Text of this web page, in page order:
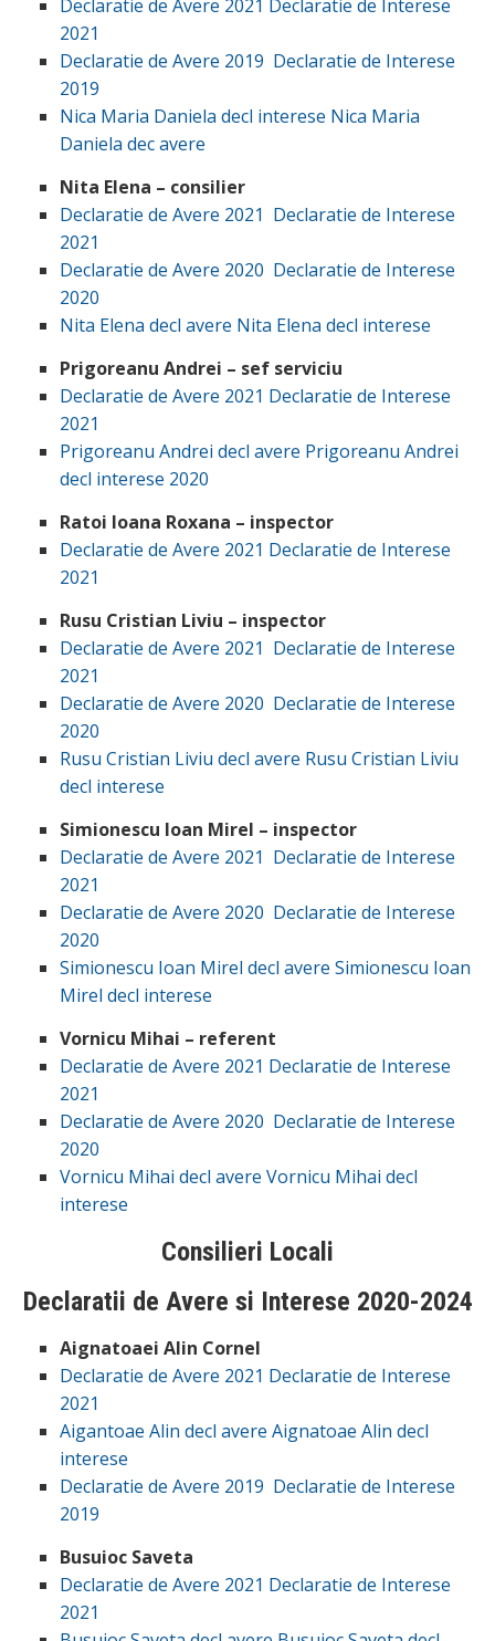
Declaratie de Avere 2021 Declaratie de Interese
2021
Declaratie de Avere 2019 Declaratie de Interese
2019
Nica Maria Daniela decl interese Nica Maria
Daniela dec avere
Nita Elena – consilier
Declaratie de Avere 2021 Declaratie de Interese
2021
Declaratie de Avere 2020 Declaratie de Interese
2020
Nita Elena decl avere Nita Elena decl interese
Prigoreanu Andrei – sef serviciu
Declaratie de Avere 2021 Declaratie de Interese
2021
Prigoreanu Andrei decl avere Prigoreanu Andrei
decl interese 2020
Ratoi Ioana Roxana – inspector
Declaratie de Avere 2021 Declaratie de Interese
2021
Rusu Cristian Liviu – inspector
Declaratie de Avere 2021 Declaratie de Interese
2021
Declaratie de Avere 2020 Declaratie de Interese
2020
Rusu Cristian Liviu decl avere Rusu Cristian Liviu
decl interese
Simionescu Ioan Mirel – inspector
Declaratie de Avere 2021 Declaratie de Interese
2021
Declaratie de Avere 2020 Declaratie de Interese
2020
Simionescu Ioan Mirel decl avere Simionescu Ioan
Mirel decl interese
Vornicu Mihai – referent
Declaratie de Avere 2021 Declaratie de Interese
2021
Declaratie de Avere 2020 Declaratie de Interese
2020
Vornicu Mihai decl avere Vornicu Mihai decl
interese
Consilieri Locali
Declaratii de Avere si Interese 2020-2024
Aignatoaei Alin Cornel
Declaratie de Avere 2021 Declaratie de Interese
2021
Aigantoae Alin decl avere Aignatoae Alin decl
interese
Declaratie de Avere 2019 Declaratie de Interese
2019
Busuioc Saveta
Declaratie de Avere 2021 Declaratie de Interese
2021